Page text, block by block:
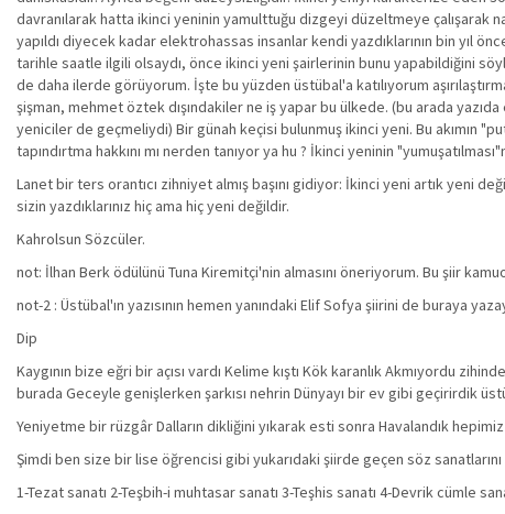
davranılarak hatta ikinci yeninin yamulttuğu dizgeyi düzeltmeye çalışarak
yapıldı diyecek kadar elektrohassas insanlar kendi yazdıklarının bin yıl
tarihle saatle ilgili olsaydı, önce ikinci yeni şairlerinin bunu yapabildiğini
de daha ilerde görüyorum. İşte bu yüzden üstübal'a katılıyorum
şişman, mehmet öztek dışındakiler ne iş yapar bu ülkede. (bu arada
yeniciler de geçmeliydi) Bir günah keçisi bulunmuş ikinci yeni. Bu akımın
tapındırtma hakkını mı nerden tanıyor ya hu ? İkinci yeninin
Lanet bir ters orantıcı zihniyet almış başını gidiyor: İkinci yeni artık yeni
sizin yazdıklarınız hiç ama hiç yeni değildir.
Kahrolsun Sözcüler.
not: İlhan Berk ödülünü Tuna Kiremitçi'nin almasını öneriyorum. Bu şiir
not-2 : Üstübal'ın yazısının hemen yanındaki Elif Sofya şiirini de buraya
Dip
Kaygının bize eğri bir açısı vardı Kelime kıştı Kök karanlık Akmıyordu
burada Geceyle genişlerken şarkısı nehrin Dünyayı bir ev gibi geçirirdik
Yeniyetme bir rüzgâr Dalların dikliğini yıkarak esti sonra Havalandık hepimiz
Şimdi ben size bir lise öğrencisi gibi yukarıdaki şiirde geçen söz sanatlarını
1-Tezat sanatı 2-Teşbih-i muhtasar sanatı 3-Teşhis sanatı 4-Devrik cümle